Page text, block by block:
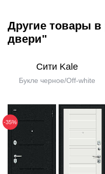
Другие товары
двери"
Сити Kale
Букле черное/Off-white
-35%